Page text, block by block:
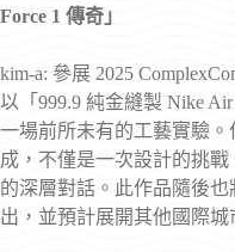
Force 1 傳奇」
kim-a: 參展 2025
以「999.9 純金縫製 Nike
一場前所未有的工藝實驗
成，不僅是一次設計的挑
的深層對話。此作品隨後
出，並預計展開其他國際城